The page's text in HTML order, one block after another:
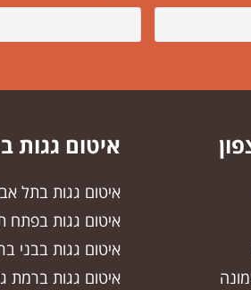
איטום גגות
איטום גגות בתל
איטום גגות בפתח
איטום גגות בבני
איטום גגות ברמת